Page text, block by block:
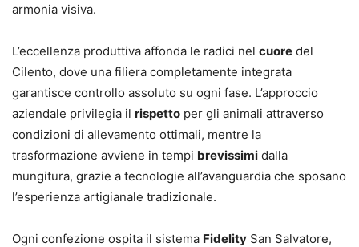
armonia visiva.
L’eccellenza produttiva affonda le radici nel cuore del
Cilento, dove una filiera completamente integrata
garantisce controllo assoluto su ogni fase. L’approccio
aziendale privilegia il rispetto per gli animali attraverso
condizioni di allevamento ottimali, mentre la
trasformazione avviene in tempi brevissimi dalla
mungitura, grazie a tecnologie all’avanguardia che sposano
l’esperienza artigianale tradizionale.
Ogni confezione ospita il sistema Fidelity San Salvatore,